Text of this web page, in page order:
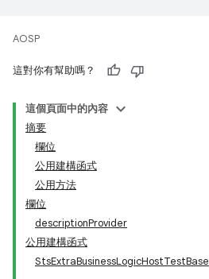
AOSP
這對你有幫助嗎？
這個頁面中的內容
摘要
欄位
公用建構函式
公用方法
欄位
descriptionProvider
公用建構函式
StsExtraBusinessLogicHostTestBase